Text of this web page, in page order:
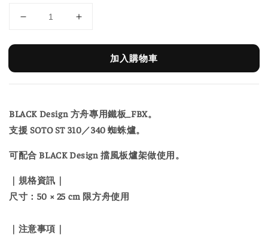
加入購物車
BLACK Design 方舟專用鐵板_FBX。
支援 SOTO ST 310／340 蜘蛛爐。
可配合 BLACK Design 擋風板爐架做使用。
｜規格資訊｜
尺寸：50 × 25 cm 限方舟使用
｜注意事項｜